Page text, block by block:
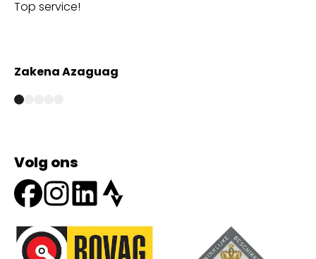
Top service!
Zakena Azaguag
Volg ons
Onze partners